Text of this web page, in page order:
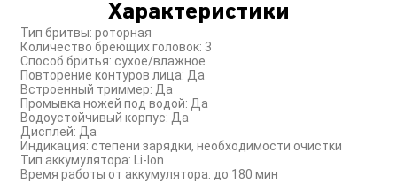
Характеристики
Тип бритвы: роторная
Количество бреющих головок: 3
Способ бритья: сухое/влажное
Повторение контуров лица: Да
Встроенный триммер: Да
Промывка ножей под водой: Да
Водоустойчивый корпус: Да
Дисплей: Да
Индикация: степени зарядки, необходимости очистки
Тип аккумулятора: Li-Ion
Время работы от аккумулятора: до 180 мин